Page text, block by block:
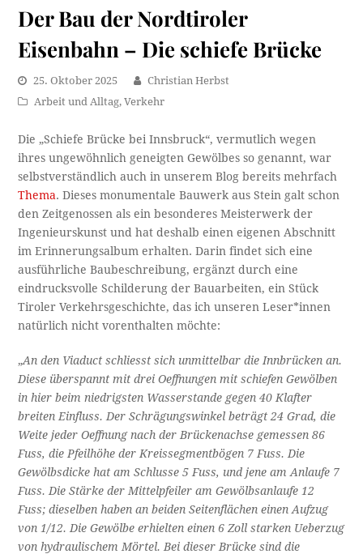
Der Bau der Nordtiroler
Eisenbahn – Die schiefe Brücke
25. Oktober 2025
Christian Herbst
Arbeit und Alltag,Verkehr
Die „Schiefe Brücke bei Innsbruck“, vermutlich wegen
ihres ungewöhnlich geneigten Gewölbes so genannt, war
selbstverständlich auch in unserem Blog bereits mehrfach
Thema. Dieses monumentale Bauwerk aus Stein galt schon
den Zeitgenossen als ein besonderes Meisterwerk der
Ingenieurskunst und hat deshalb einen eigenen Abschnitt
im Erinnerungsalbum erhalten. Darin findet sich eine
ausführliche Baubeschreibung, ergänzt durch eine
eindrucksvolle Schilderung der Bauarbeiten, ein Stück
Tiroler Verkehrsgeschichte, das ich unseren Leser*innen
natürlich nicht vorenthalten möchte:
„An den Viaduct schliesst sich unmittelbar die Innbrücken an.
Diese überspannt mit drei Oeffnungen mit schiefen Gewölben
in hier beim niedrigsten Wasserstande gegen 40 Klafter
breiten Einfluss. Der Schrägungswinkel beträgt 24 Grad, die
Weite jeder Oeffnung nach der Brückenachse gemessen 86
Fuss, die Pfeilhöhe der Kreissegmentbögen 7 Fuss. Die
Gewölbsdicke hat am Schlusse 5 Fuss, und jene am Anlaufe 7
Fuss. Die Stärke der Mittelpfeiler am Gewölbsanlaufe 12
Fuss; dieselben haben an beiden Seitenflächen einen Aufzug
von 1/12. Die Gewölbe erhielten einen 6 Zoll starken Ueberzug
von hydraulischem Mörtel. Bei dieser Brücke sind die